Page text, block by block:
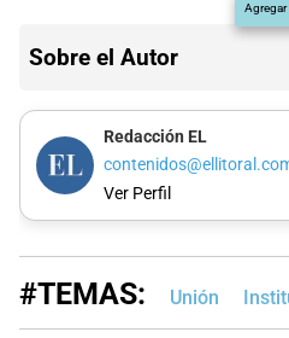
Agregar
Sobre el Autor
Redacción EL
Ver Perfil
#TEMAS: Unión